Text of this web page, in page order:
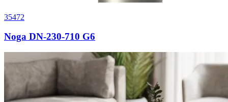
35472
Noga DN-230-710 G6